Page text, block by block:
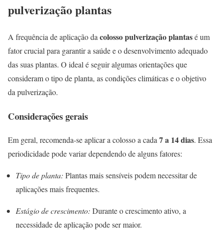
pulverização plantas
A frequência de aplicação da colosso pulverização plantasé um
fator crucial para garantir a saúde e o desenvolvimento adequado
das suas plantas. O ideal é seguir algumas orientações que
consideram o tipo de planta, as condições climáticas e o objetivo
da pulverização.
Considerações gerais
Em geral, recomenda-se aplicar a colosso a cada7 a 14 dias. Essa
periodicidade pode variar dependendo de alguns fatores:
Tipo de planta: Plantas mais sensíveis podem necessitar de
aplicações mais frequentes.
Estágio de crescimento: Durante o crescimento ativo, a
necessidade de aplicação pode ser maior.